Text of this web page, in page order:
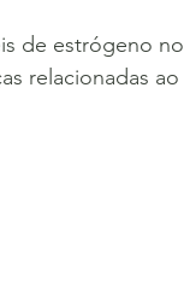
relacionadas ao